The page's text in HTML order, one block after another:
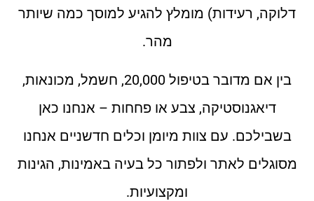
דלוקה, רעידות) מומלץ להגיע למוסך כמה שיותר
מהר.
בין אם מדובר בטיפול 20,000, חשמל, מכונאות,
דיאגנוסטיקה, צבע או פחחות – אנחנו כאן
בשבילכם. עם צוות מיומן וכלים חדשניים אנחנו
מסוגלים לאתר ולפתור כל בעיה באמינות, הגינות
ומקצועיות.